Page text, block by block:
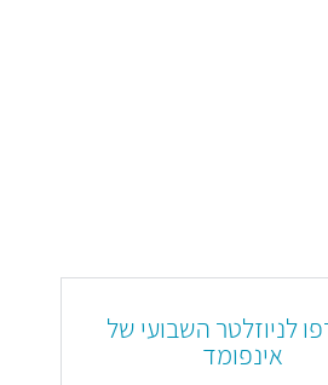
לניוזלטר השבועי של
אינפומד